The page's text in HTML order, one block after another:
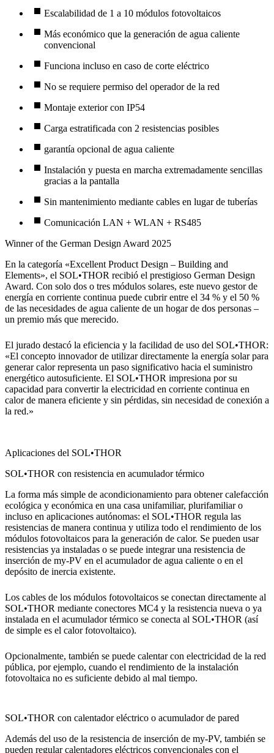
Escalabilidad de 1 a 10 módulos fotovoltaicos
Más económico que la generación de agua caliente
convencional
Funciona incluso en caso de corte eléctrico
No se requiere permiso del operador de la red
Montaje exterior con IP54
Carga estratificada con 2 resistencias posibles
garantía opcional de agua caliente
Instalación y puesta en marcha extremadamente sencillas
gracias a la pantalla
Sin mantenimiento mediante cables en lugar de tuberías
Comunicación LAN + WLAN + RS485
Winner of the German Design Award 2025
En la categoría «Excellent Product Design – Building and
Elements», el SOL•THOR recibió el prestigioso German Design
Award. Con solo dos o tres módulos solares, este nuevo gestor de
energía en corriente continua puede cubrir entre el 34 % y el 50 %
de las necesidades de agua caliente de un hogar de dos personas –
un premio más que merecido.
El jurado destacó la eficiencia y la facilidad de uso del SOL•THOR:
«El concepto innovador de utilizar directamente la energía solar para
generar calor representa un paso significativo hacia el suministro
energético autosuficiente. El SOL•THOR impresiona por su
capacidad para convertir la electricidad en corriente continua en
calor de manera eficiente y sin pérdidas, sin necesidad de conexión a
la red.»
Aplicaciones del SOL•THOR
SOL•THOR con resistencia en acumulador térmico
La forma más simple de acondicionamiento para obtener calefacción
ecológica y económica en una casa unifamiliar, plurifamiliar o
incluso en aplicaciones autónomas: el SOL•THOR regula las
resistencias de manera continua y utiliza todo el rendimiento de los
módulos fotovoltaicos para la generación de calor. Se pueden usar
resistencias ya instaladas o se puede integrar una resistencia de
inserción de my-PV en el acumulador de agua caliente o en el
depósito de inercia existente.
Los cables de los módulos fotovoltaicos se conectan directamente al
SOL•THOR mediante conectores MC4 y la resistencia nueva o ya
instalada en el acumulador térmico se conecta al SOL•THOR (así
de simple es el calor fotovoltaico).
Opcionalmente, también se puede calentar con electricidad de la red
pública, por ejemplo, cuando el rendimiento de la instalación
fotovoltaica no es suficiente debido al mal tiempo.
SOL•THOR con calentador eléctrico o acumulador de pared
Además del uso de la resistencia de inserción de my-PV, también se
pueden regular calentadores eléctricos convencionales con el